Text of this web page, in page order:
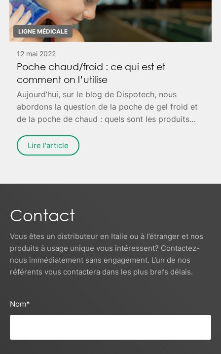
LIGNE MÉDICALE
12 mai 2022
Poche chaud/froid : ce qui est et
comment on l’utilise
Aujourd’hui, sur le blog de Dispotech, nous
abordons la question de la poche de gel froid et
de la poche de chaud : quels sont les produits
l’autre ?
Lire l'article
Contact
Vous êtes un distributeur en Italie ou à l’étranger et nos
produits à usage unique vous intéressent? Contactez-
nous immédiatement sans engagement. L’un de nos
référents vous contactera dans les plus brefs délais.
Nom*